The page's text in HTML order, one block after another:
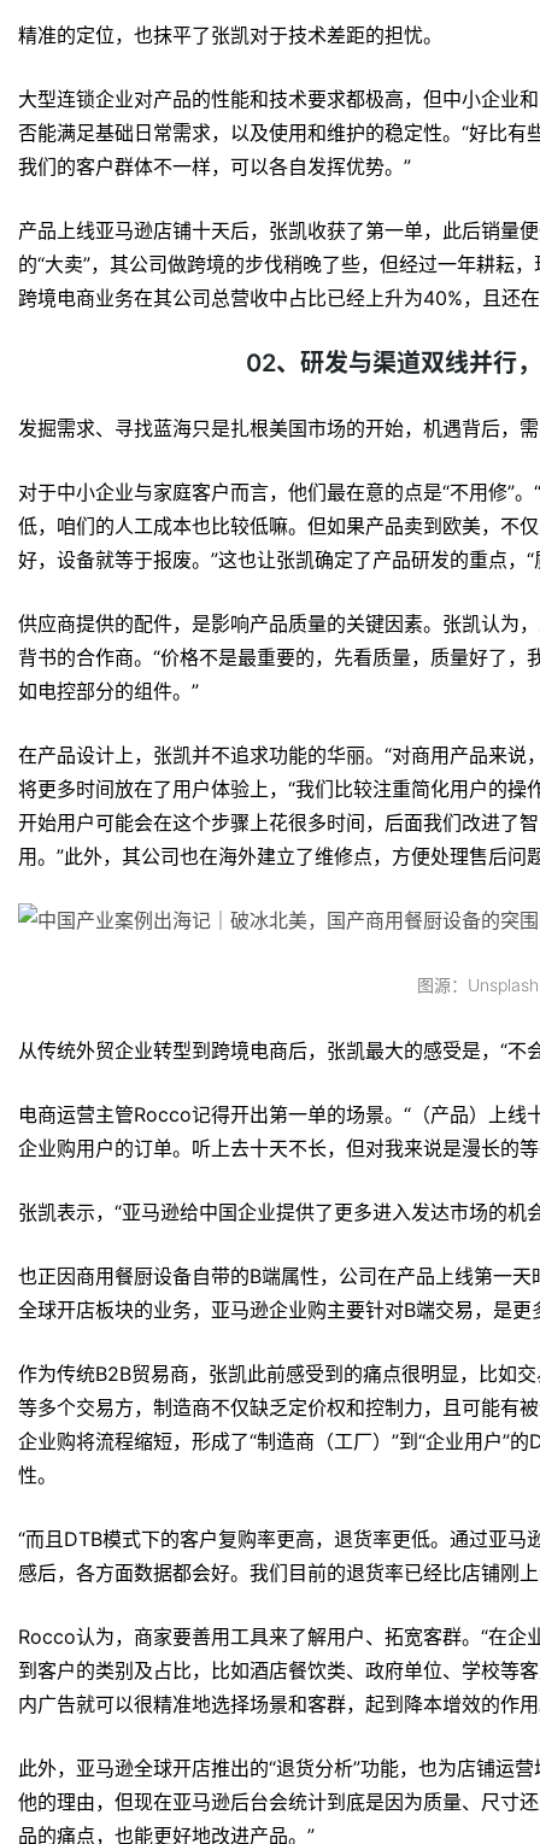
精准的定位，也抹平了张凯对于技术差距的担忧。
大型连锁企业对产品的性能和技术要求都极高，但中小企业
否能满足基础日常需求，以及使用和维护的稳定性。“好比
我们的客户群体不一样，可以各自发挥优势。”
产品上线亚马逊店铺十天后，张凯收获了第一单，此后销量
的“大卖”，其公司做跨境的步伐稍晚了些，但经过一年耕耘
跨境电商业务在其公司总营收中占比已经上升为40%，且还
02、研发与渠道双线并行
发掘需求、寻找蓝海只是扎根美国市场的开始，机遇背后，
对于中小企业与家庭客户而言，他们最在意的点是“不用修”
低，咱们的人工成本也比较低嘛。但如果产品卖到欧美，不
好，设备就等于报废。”这也让张凯确定了产品研发的重点，
供应商提供的配件，是影响产品质量的关键因素。张凯认为
背书的合作商。“价格不是最重要的，先看质量，质量好了
如电控部分的组件。”
在产品设计上，张凯并不追求功能的华丽。“对商用产品来说
将更多时间放在了用户体验上，“我们比较注重简化用户的
开始用户可能会在这个步骤上花很多时间，后面我们改进了
用。”此外，其公司也在海外建立了维修点，方便处理售后问
图源：Unsplash
从传统外贸企业转型到跨境电商后，张凯最大的感受是，“不
电商运营主管Rocco记得开出第一单的场景。“（产品）上
企业购用户的订单。听上去十天不长，但对我来说是漫长的
张凯表示，“亚马逊给中国企业提供了更多进入发达市场的机
也正因商用餐厨设备自带的B端属性，公司在产品上线第一
全球开店板块的业务，亚马逊企业购主要针对B端交易，是
作为传统B2B贸易商，张凯此前感受到的痛点很明显，比如
等多个交易方，制造商不仅缺乏定价权和控制力，且可能有
企业购将流程缩短，形成了“制造商（工厂）”到“企业用户”
性。
“而且DTB模式下的客户复购率更高，退货率更低。通过亚
感后，各方面数据都会好。我们目前的退货率已经比店铺刚
Rocco认为，商家要善用工具来了解用户、拓宽客群。“在
到客户的类别及占比，比如酒店餐饮类、政府单位、学校等
内广告就可以很精准地选择场景和客群，起到降本增效的作用
此外，亚马逊全球开店推出的“退货分析”功能，也为店铺运
他的理由，但现在亚马逊后台会统计到底是因为质量、尺寸
品的痛点，也能更好地改进产品。”